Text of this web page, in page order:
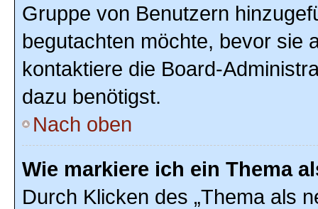
Gruppe von Benutzern
begutachten möchte, bevor sie
kontaktiere die Board-
dazu benötigst.
Nach oben
Wie markiere ich ein Thema
Durch Klicken des „Thema als